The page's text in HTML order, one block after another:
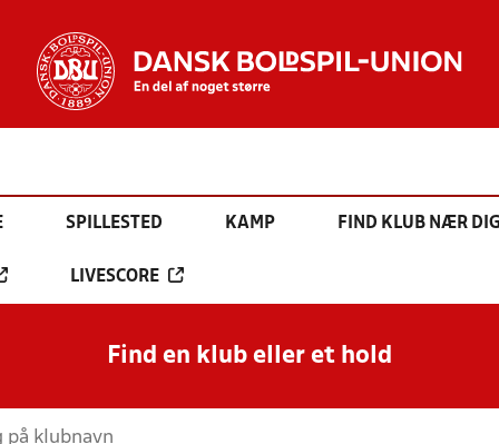
SPILLESTED KAMP FIND KLUB NÆR DIG
LIVESCORE
Find en klub eller et hold